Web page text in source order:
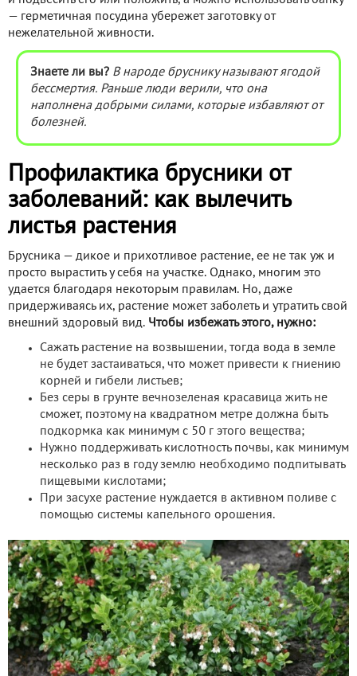
— герметичная посудина убережет заготовку от
нежелательной живности.
Знаете ли вы? В народе бруснику называют ягодой
бессмертия. Раньше люди верили, что она
наполнена добрыми силами, которые избавляют от
болезней.
Профилактика брусники от
заболеваний: как вылечить
листья растения
Брусника — дикое и прихотливое растение, ее не так уж и
просто вырастить у себя на участке. Однако, многим это
удается благодаря некоторым правилам. Но, даже
придерживаясь их, растение может заболеть и утратить свой
внешний здоровый вид. Чтобы избежать этого, нужно:
Сажать растение на возвышении, тогда вода в земле
не будет застаиваться, что может привести к гниению
корней и гибели листьев;
Без серы в грунте вечнозеленая красавица жить не
сможет, поэтому на квадратном метре должна быть
подкормка как минимум с 50 г этого вещества;
Нужно поддерживать кислотность почвы, как минимум
несколько раз в году землю необходимо подпитывать
пищевыми кислотами;
При засухе растение нуждается в активном поливе с
помощью системы капельного орошения.